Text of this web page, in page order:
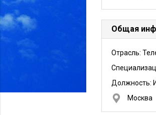
Общая
Отрасль:
Должность:
Москва